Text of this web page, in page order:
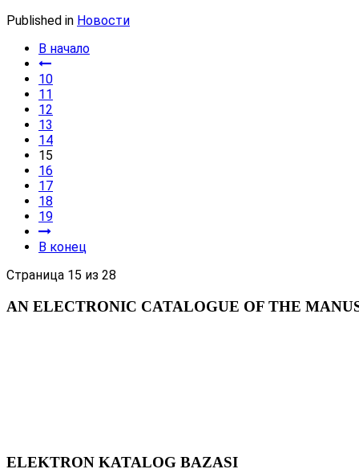
Published in Новости
В начало
10
11
12
13
14
15
16
17
18
19
В конец
Страница 15 из 28
AN ELECTRONIC CATALOGUE OF THE
ELEKTRON KATALOG BAZASI